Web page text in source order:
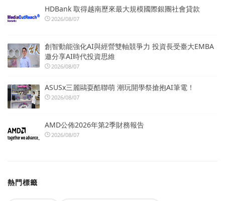
HDBank 取得越南歷來最大規模國際銀團社會貸款
2026/08/07
創智動能強化AI與經營雙軸競爭力 投資長受臺大EMBA
邀分享AI時代投資思維
2026/08/07
ASUSx三麗鷗耍酷聯萌 潮玩開學祭搶抱AI筆電！
2026/08/07
AMD公佈2026年第2季財務報告
2026/08/07
熱門標籤